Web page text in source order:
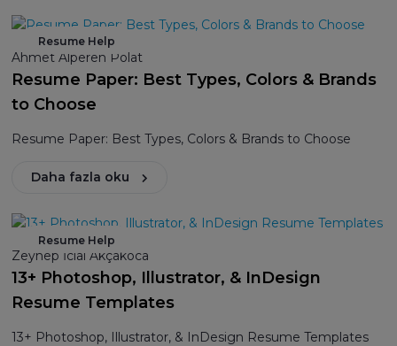
Resume Help
Ahmet Alperen Polat
Resume Paper: Best Types, Colors & Brands
to Choose
Resume Paper: Best Types, Colors & Brands to Choose
Daha fazla oku
Resume Help
Zeynep İclal Akçakoca
13+ Photoshop, Illustrator, & InDesign
Resume Templates
13+ Photoshop, Illustrator, & InDesign Resume Templates